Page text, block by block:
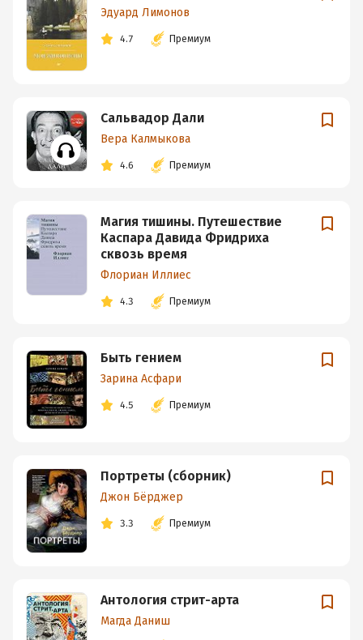
Эдуард Лимонов
4.7 Премиум
Сальвадор Дали
Вера Калмыкова
4.6 Премиум
Магия тишины. Путешествие
Каспара Давида Фридриха
сквозь время
Флориан Иллиес
4.3 Премиум
Быть гением
Зарина Асфари
4.5 Премиум
Портреты (сборник)
Джон Бёрджер
3.3 Премиум
Антология стрит-арта
Магда Даниш